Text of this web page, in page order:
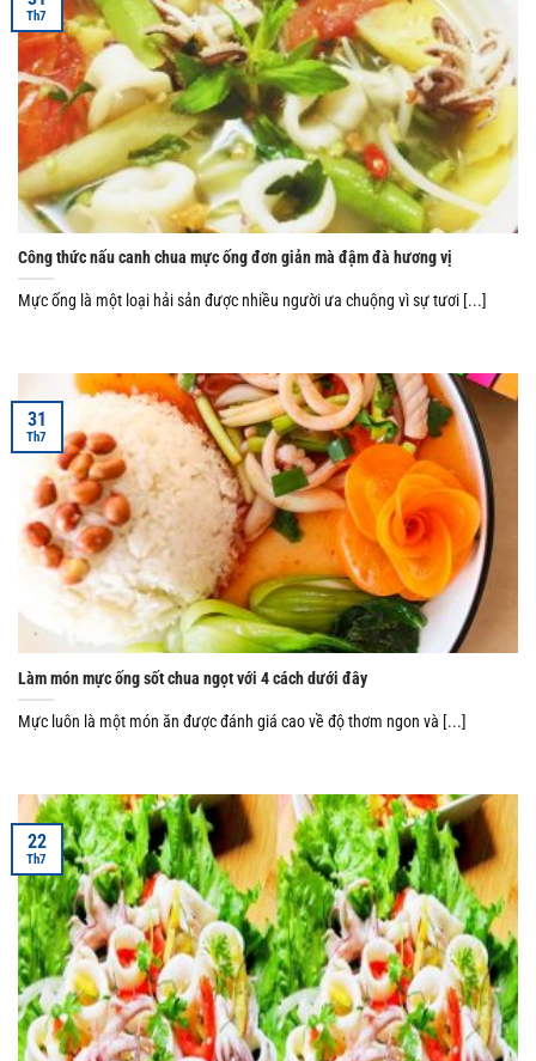
Công thức nấu canh chua mực ống đơn giản mà đậm đà hương vị
Mực ống là một loại hải sản được nhiều người ưa chuộng vì sự tươi [...]
Th7
Làm món mực ống sốt chua ngọt với 4 cách dưới đây
Mực luôn là một món ăn được đánh giá cao về độ thơm ngon và [...]
31
Th7
22
Th7